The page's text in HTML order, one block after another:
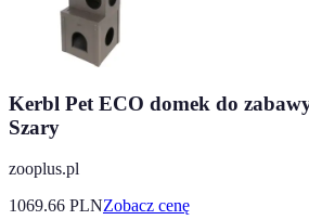
Kerbl Pet ECO domek do
Szary
zooplus.pl
1069.66 PLNZobacz cenę